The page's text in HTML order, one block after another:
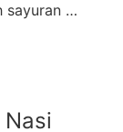
sayuran …